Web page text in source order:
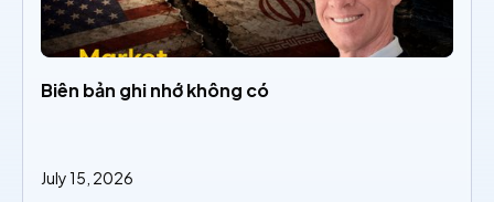
Biên bản ghi nhớ không có
July 15, 2026